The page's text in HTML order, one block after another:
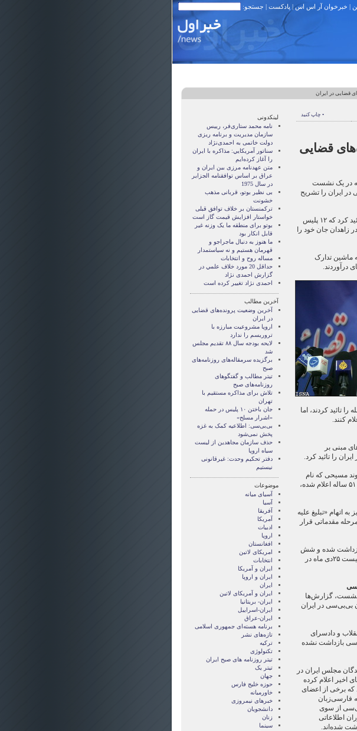
| خبرخوان آر اس اس| پادکست | جستجو:
قضایی در ایران
• چاپ کنید
قضایی
در یک نشست
ایران را تشریح
آقای جمشیدی در این نشست خبری تائید کرد که ۱۲ پلیس
جان خود را
ماشین تدارک
درآوردند.
تائید کردند، اما
کنند.
مبنی بر
را تائید کرد.
مسیحی که نام
وی از سوی رسانه‌ها حامیک خاچیکیان ۵۱ ساله اعلام شده،
اتهام «تبلیغ علیه
مقدماتی قرار
بازداشت شده و شش
بهائی دیگر نیز که هویت آنها مشخص نیست ۲۵دی ماه در
نشست، گزارش‌ها
بی‌بی‌سی در ایران
و دادسرای
بازداشت نشده
مجلس ایران در
اخیر اعلام کرده
که برخی از اعضای
فارسی‌زبان
از سوی
اطلاعاتی
شده‌اند.
لینکدونی
نامه محمد ستاری‌فر، رییس
سازمان مدیریت و برنامه ریزی
دولت خاتمی به احمدی‌نژاد
سناتور آمريکايي: مذاکره با ايران
را آغاز کرده‌ايم
متن عهدنامه مرزى بين ايران و
عراق بر اساس توافقنامه الجزاير
در سال 1975
بی نظیر بوتو، قربانی مذهب
خشونت
ترکمنستان بر خلاف توافق قبلی
خواستار افزایش قیمت گاز است
بوتو برای منطقه ما یک وزنه غیر
قابل انکار بود
ما هنوز به دنبال ماجراجو و
قهرمان هستيم و نه سياستمدار
مساله روح و انتخابات
حداقل 20 مورد خلاف علمي در
گزارش احمدی نژاد
احمدی نژاد تغییر کرده است
آخرین مطالب
آخرین وضعیت پرونده‌های قضایی
در ایران
اروپا مشروعیت مبارزه با
تروریسم را ندارد
لایحه بودجه سال ۸۸ تقدیم مجلس
شد
برگزیده سرمقاله‌های روزنامه‌های
صبح
تیتر مطالب و گفتگوهای
روزنامه‌های صبح
تلاش برای مذاکره مستقیم با
تهران
جان باختن ۱۰ پلیس در حمله
«اشرار مسلح»
بی‌بی‌سی: اطلاعیه کمک به غزه
پخش نمی‌شود
حذف سازمان مجاهدین از لیست
سیاه اروپا
دفتر تحکیم وحدت: غیرقانونی
نیستیم
موضوعات
آسيای ميانه
آسیا
آفریقا
آمریکا
ادبیات
اروپا
افغانستان
امریکای لاتین
انتخابات
ايران و آمريکا
ايران و اروپا
ایران
ایران و آمریکای لاتین
ایران- بریتانیا
ایران-اسراییل
ایران-عراق
برنامه هسته‌ای جمهوری اسلامی
تازه‌های نشر
ترکیه
تکنولوژی
تیتر روزنامه های صبح ایران
تیتر یک
جهان
حوزه خلیج فارس
خاورمیانه
خبرهای نیمروزی
دانشجویان
زنان
سینما